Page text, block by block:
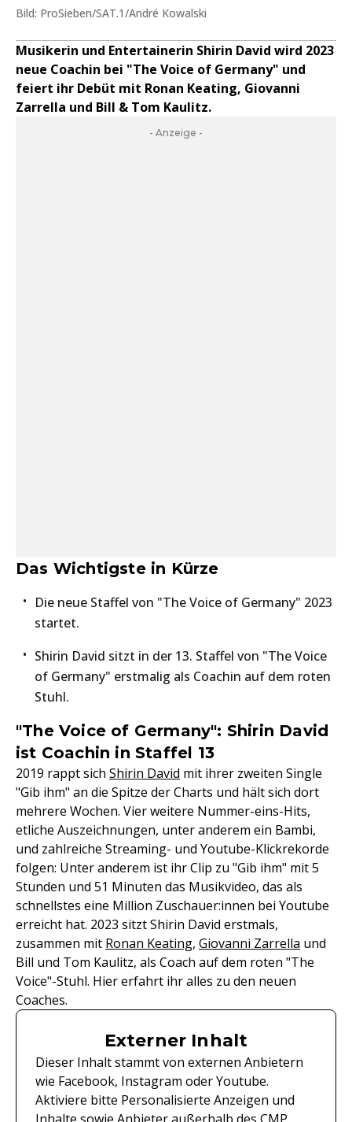
Bild: ProSieben/SAT.1/André Kowalski
Musikerin und Entertainerin Shirin David wird 2023
neue Coachin bei "The Voice of Germany" und
feiert ihr Debüt mit Ronan Keating, Giovanni
Zarrella und Bill & Tom Kaulitz.
- Anzeige -
Das Wichtigste in Kürze
Die neue Staffel von "The Voice of Germany" 2023
startet.
Shirin David sitzt in der 13. Staffel von "The Voice
of Germany" erstmalig als Coachin auf dem roten
Stuhl.
"The Voice of Germany": Shirin David
ist Coachin in Staffel 13
2019 rappt sich Shirin David mit ihrer zweiten Single
"Gib ihm" an die Spitze der Charts und hält sich dort
mehrere Wochen. Vier weitere Nummer-eins-Hits,
etliche Auszeichnungen, unter anderem ein Bambi,
und zahlreiche Streaming- und Youtube-Klickrekorde
folgen: Unter anderem ist ihr Clip zu "Gib ihm" mit 5
Stunden und 51 Minuten das Musikvideo, das als
schnellstes eine Million Zuschauer:innen bei Youtube
erreicht hat. 2023 sitzt Shirin David erstmals,
zusammen mit Ronan Keating, Giovanni Zarrella und
Bill und Tom Kaulitz, als Coach auf dem roten "The
Voice"-Stuhl. Hier erfahrt ihr alles zu den neuen
Coaches.
Externer Inhalt
Dieser Inhalt stammt von externen Anbietern
wie Facebook, Instagram oder Youtube.
Aktiviere bitte Personalisierte Anzeigen und